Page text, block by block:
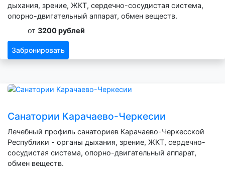
дыхания, зрение, ЖКТ, сердечно-сосудистая система,
опорно-двигательный аппарат, обмен веществ.
от 3200 рублей
Забронировать
Санатории Карачаево-Черкесии
Лечебный профиль санаториев Карачаево-Черкесской
Республики - органы дыхания, зрение, ЖКТ, сердечно-
сосудистая система, опорно-двигательный аппарат,
обмен веществ.